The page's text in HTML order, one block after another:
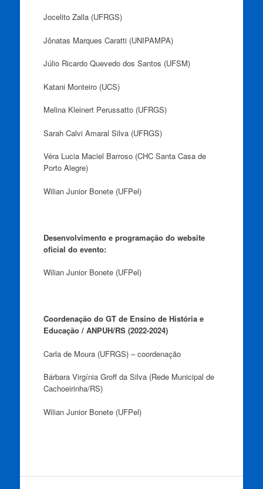
Jocelito Zalla (UFRGS)
Jônatas Marques Caratti (UNIPAMPA)
Júlio Ricardo Quevedo dos Santos (UFSM)
Katani Monteiro (UCS)
Melina Kleinert Perussatto (UFRGS)
Sarah Calvi Amaral Silva (UFRGS)
Véra Lucia Maciel Barroso (CHC Santa Casa de
Porto Alegre)
Wilian Junior Bonete (UFPel)
Desenvolvimento e programação do website
oficial do evento:
Wilian Junior Bonete (UFPel)
Coordenação do GT de Ensino de História e
Educação / ANPUH/RS (2022-2024)
Carla de Moura (UFRGS) – coordenação
Bárbara Virgínia Groff da Silva (Rede Municipal de
Cachoeirinha/RS)
Wilian Junior Bonete (UFPel)